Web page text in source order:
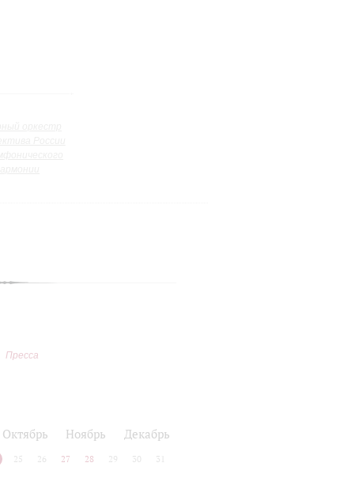
Пресса
Октябрь Ноябрь Декабрь
25 26 27 28 29 30 31